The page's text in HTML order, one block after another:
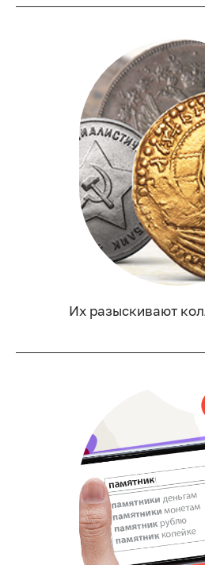
Их разыскивают